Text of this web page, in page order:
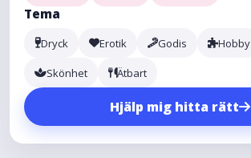
Tema
Dryck Erotik Godis Hobby
Skönhet Ätbart
Hjälp mig hitta rätt